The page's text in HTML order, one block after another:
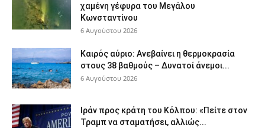
χαμένη γέφυρα του Μεγάλου
Κωνσταντίνου
6 Αυγούστου 2026
Καιρός αύριο: Ανεβαίνει η θερμοκρασία
στους 38 βαθμούς – Δυνατοί άνεμοι...
6 Αυγούστου 2026
Ιράν προς κράτη του Κόλπου: «Πείτε στον
Τραμπ να σταματήσει, αλλιώς...